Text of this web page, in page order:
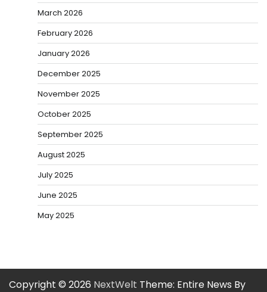
March 2026
February 2026
January 2026
December 2025
November 2025
October 2025
September 2025
August 2025
July 2025
June 2025
May 2025
Copyright © 2026 NextWelt Theme: Entire News By